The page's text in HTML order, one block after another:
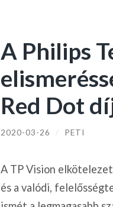
A Philips
Red Dot
2020-03-26 / PETI
A TP Vision
és a valódi,